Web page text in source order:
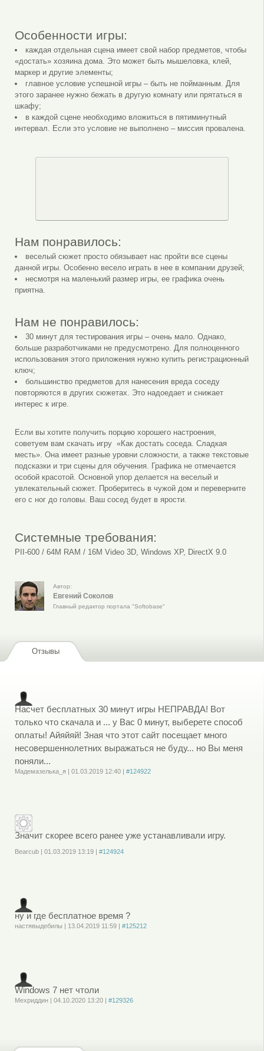
Особенности игры:
каждая отдельная сцена имеет свой набор предметов, чтобы
«достать» хозяина дома. Это может быть мышеловка, клей,
маркер и другие элементы;
главное условие успешной игры – быть не пойманным. Для
этого заранее нужно бежать в другую комнату или прятаться в
шкафу;
в каждой сцене необходимо вложиться в пятиминутный
интервал. Если это условие не выполнено – миссия провалена.
Нам понравилось:
веселый сюжет просто обязывает нас пройти все сцены
данной игры. Особенно весело играть в нее в компании друзей;
несмотря на маленький размер игры, ее графика очень
приятна.
Нам не понравилось:
30 минут для тестирования игры – очень мало. Однако,
больше разработчиками не предусмотрено. Для полноценного
использования этого приложения нужно купить регистрационный
ключ;
большинство предметов для нанесения вреда соседу
повторяются в других сюжетах. Это надоедает и снижает
интерес к игре.
Если вы хотите получить порцию хорошего настроения,
советуем вам скачать игру «Как достать соседа. Сладкая
месть». Она имеет разные уровни сложности, а также текстовые
подсказки и три сцены для обучения. Графика не отмечается
особой красотой. Основной упор делается на веселый и
увлекательный сюжет. Проберитесь в чужой дом и переверните
его с ног до головы. Ваш сосед будет в ярости.
Системные требования:
PII-600 / 64M RAM / 16M Video 3D, Windows XP, DirectX 9.0
Автор:
Евгений Соколов
Главный редактор портала "Softobase"
Отзывы
Насчет бесплатных 30 минут игры НЕПРАВДА! Вот
только что скачала и ... у Вас 0 минут, выберете способ
оплаты! Айяйяй! Зная что этот сайт посещает много
несовершеннолетних выражаться не буду... но Вы меня
поняли...
Мадемазелька_я | 01.03.2019 12:40| #124922
Значит скорее всего ранее уже устанавливали игру.
Bearcub| 01.03.2019 13:19| #124924
ну и где бесплатное время ?
настявыдебилы | 13.04.2019 11:59| #125212
Windows 7 нет чтоли
Мехриддин| 04.10.2020 13:20| #129326